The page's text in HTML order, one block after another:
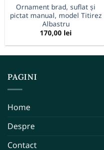
Ornament brad, suflat și
pictat manual, model Titirez
Albastru
170,00 lei
PAGINI
Home
Despre
Contact